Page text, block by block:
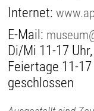
Internet:
E-Mail:
Di/Mi 11-17
Feiertage 11-
geschlossen